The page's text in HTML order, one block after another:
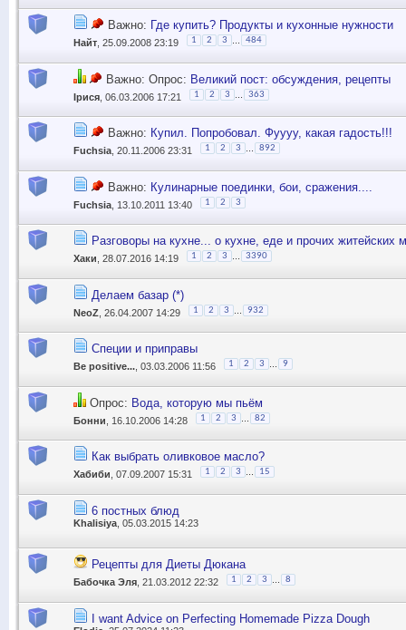
Важно: Где купить? Продукты и кухонные нужности
Найт , 25.09.2008 23:19 1 2 3 484
Важно: Опрос: Великий пост: обсуждения, рецепты
Iрися , 06.03.2006 17:21 1 2 3 363
Важно: Купил. Попробовал. Фуууу, какая гадость!!!
Fuchsia , 20.11.2006 23:31 1 2 3 892
Важно: Кулинарные поединки, бои, сражения....
Fuchsia , 13.10.2011 13:40 1 2 3
Разговоры на кухне... о кухне, еде и прочих житейских
Хаки , 28.07.2016 14:19 1 2 3 3390
Делаем базар (*)
NeoZ , 26.04.2007 14:29 1 2 3 932
Специи и приправы
Be positive... , 03.03.2006 11:56 1 2 3 9
Опрос: Вода, которую мы пьём
Бонни , 16.10.2006 14:28 1 2 3 82
Как выбрать оливковое масло?
Хабиби , 07.09.2007 15:31 1 2 3 15
6 постных блюд
Khalisiya , 05.03.2015 14:23
Рецепты для Диеты Дюкана
Бабочка Эля , 21.03.2012 22:32 1 2 3 8
I want Advice on Perfecting Homemade Pizza Dough